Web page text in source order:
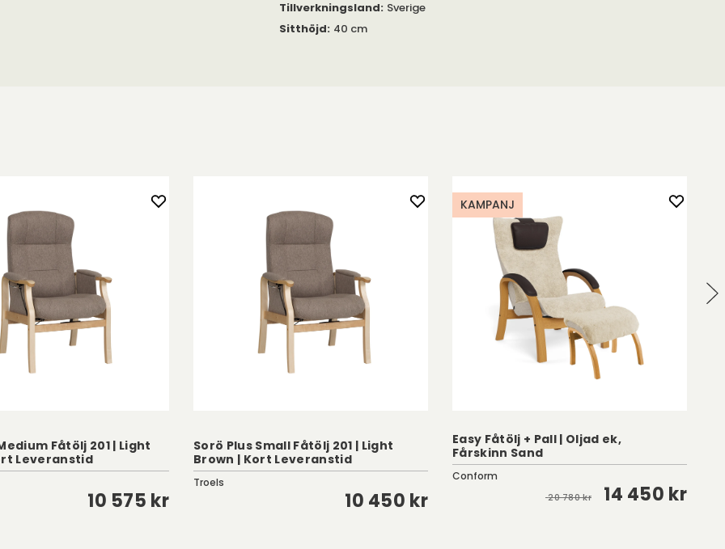
Tillverkningsland: Sverige
Sitthöjd: 40 cm
Fåtölj 201 | Light
Leveranstid
10 575 kr
Sorö Plus Small Fåtölj 201 | Light
Brown | Kort Leveranstid
Troels
10 450 kr
KAMPANJ
Easy Fåtölj + Pall | Oljad ek,
Fårskinn Sand
Conform
20 780 kr 14 450 kr